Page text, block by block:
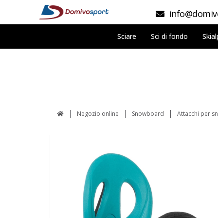
Sciare Sci di fondo
Negozio online Snowboard Attacchi per